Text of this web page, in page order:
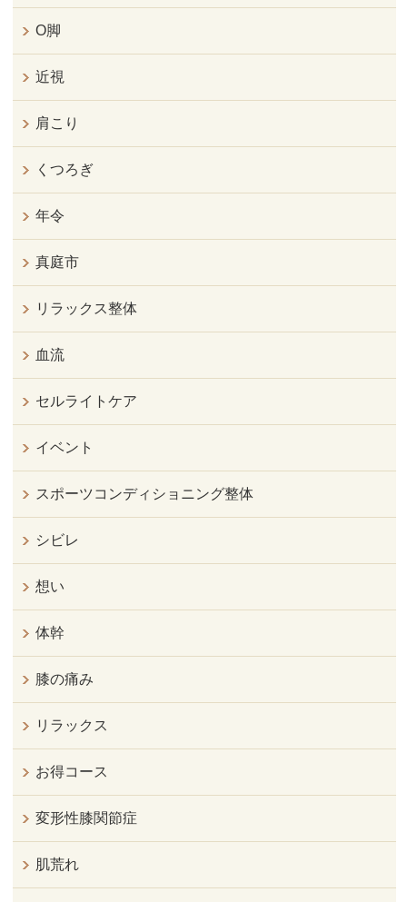
O脚
近視
肩こり
くつろぎ
年令
真庭市
リラックス整体
血流
セルライトケア
イベント
スポーツコンディショニング整体
シビレ
想い
体幹
膝の痛み
リラックス
お得コース
変形性膝関節症
肌荒れ